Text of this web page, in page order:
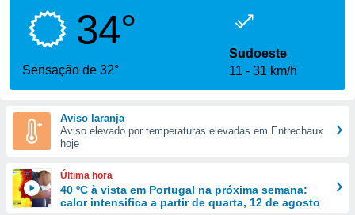
fornecidas
a este
das
e
forma
digital
34°
Sensação de 32°
Sudoeste
11
31 km/h
Aviso laranja
Aviso elevado por temperaturas elevadas em Entrechaux
hoje
Última hora
40 ºC à vista em Portugal na próxima semana:
calor intensifica a partir de quarta, 12 de agosto